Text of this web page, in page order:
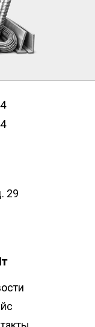
29